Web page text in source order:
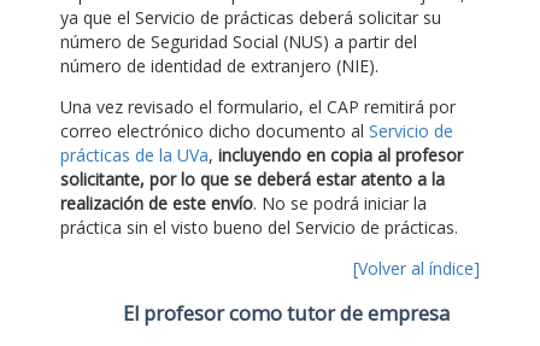
ya que el Servicio de prácticas deberá solicitar su
número de Seguridad Social (NUS) a partir del
número de identidad de extranjero (NIE).
Una vez revisado el formulario, el CAP remitirá por
correo electrónico dicho documento al Servicio de
prácticas de la UVa, incluyendo en copia al profesor
solicitante, por lo que se deberá estar atento a la
realización de este envío. No se podrá iniciar la
práctica sin el visto bueno del Servicio de prácticas.
[Volver al índice]
El profesor como tutor de empresa